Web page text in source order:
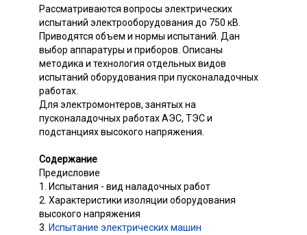
Рассматриваются вопросы электрических
испытаний электрооборудования до 750 кВ.
Приводятся объем и нормы испытаний. Дан
выбор аппаратуры и приборов. Описаны
методика и технология отдельных видов
испытаний оборудования при пусконаладочных
работах.
Для электромонтеров, занятых на
пусконаладочных работах АЭС, ТЭС и
подстанциях высокого напряжения.
Содержание
Предисловие
1. Испытания - вид наладочных работ
2. Характеристики изоляции оборудования
высокого напряжения
3. Испытание электрических машин